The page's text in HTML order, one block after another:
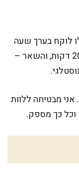
לוקח בערך שעה
– כולל זמן האפייה. ההכנה עצמה היא 20 דקות, והשאר –
מבטיחה ללוות
כך מספק.